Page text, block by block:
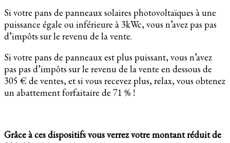
Si votre pans de panneaux solaires photovoltaïques à une
puissance égale ou inférieure à 3kWc, vous n’avez pas pas
d’impôts sur le revenu de la vente.
Si votre pans de panneaux est plus puissant, vous n’avez
pas pas d’impôts sur le revenu de la vente en dessous de
305 € de ventes, et si vous recevez plus, relax, vous obtenez
un abattement forfaitaire de 71 % !
Grâce à ces dispositifs vous verrez votre montant réduit de